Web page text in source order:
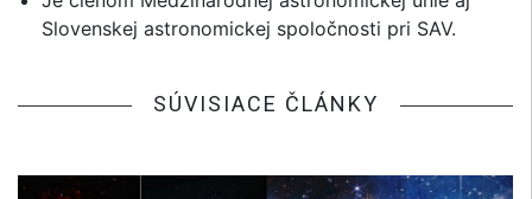
Slovenskej astronomickej spoločnosti pri SAV.
SÚVISIACE ČLÁNKY